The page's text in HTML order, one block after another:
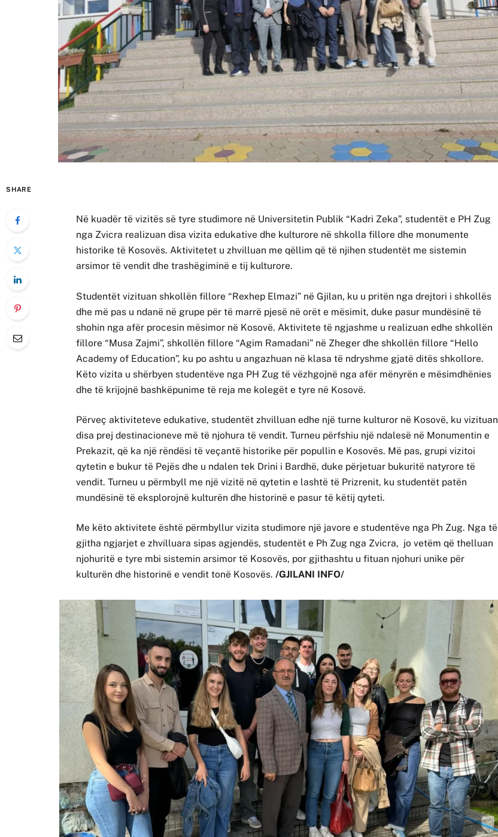
SHARE
Në kuadër të vizitës së tyre studimore në Universitetin Publik “Kadri Zeka”, studentët e PH Zug
nga Zvicra realizuan disa vizita edukative dhe kulturore në shkolla fillore dhe monumente
historike të Kosovës. Aktivitetet u zhvilluan me qëllim që të njihen studentët me sistemin
arsimor të vendit dhe trashëgiminë e tij kulturore.
Studentët vizituan shkollën fillore “Rexhep Elmazi” në Gjilan, ku u pritën nga drejtori i shkollës
dhe më pas u ndanë në grupe për të marrë pjesë në orët e mësimit, duke pasur mundësinë të
shohin nga afër procesin mësimor në Kosovë. Aktivitete të ngjashme u realizuan edhe shkollën
fillore “Musa Zajmi”, shkollën fillore “Agim Ramadani” në Zheger dhe shkollën fillore “Hello
Academy of Education”, ku po ashtu u angazhuan në klasa të ndryshme gjatë ditës shkollore.
Këto vizita u shërbyen studentëve nga PH Zug të vëzhgojnë nga afër mënyrën e mësimdhënies
dhe të krijojnë bashkëpunime të reja me kolegët e tyre në Kosovë.
Përveç aktiviteteve edukative, studentët zhvilluan edhe një turne kulturor në Kosovë, ku vizituan
disa prej destinacioneve më të njohura të vendit. Turneu përfshiu një ndalesë në Monumentin e
Prekazit, që ka një rëndësi të veçantë historike për popullin e Kosovës. Më pas, grupi vizitoi
qytetin e bukur të Pejës dhe u ndalen tek Drini i Bardhë, duke përjetuar bukuritë natyrore të
vendit. Turneu u përmbyll me një vizitë në qytetin e lashtë të Prizrenit, ku studentët patën
mundësinë të eksplorojnë kulturën dhe historinë e pasur të këtij qyteti.
Me këto aktivitete është përmbyllur vizita studimore një javore e studentëve nga Ph Zug. Nga të
gjitha ngjarjet e zhvilluara sipas agjendës, studentët e Ph Zug nga Zvicra, jo vetëm që thelluan
njohuritë e tyre mbi sistemin arsimor të Kosovës, por gjithashtu u fituan njohuri unike për
kulturën dhe historinë e vendit tonë Kosovës./GJILANI INFO/